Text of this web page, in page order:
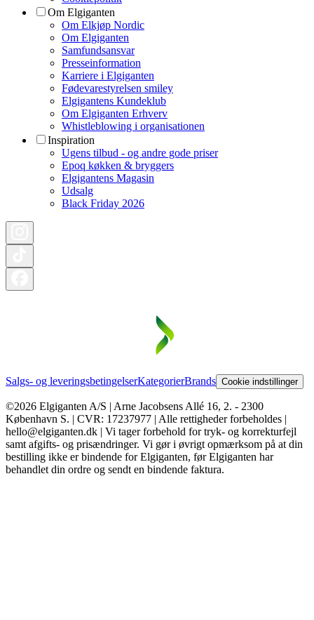
Om Elgiganten
Om Elkjøp Nordic
Om Elgiganten
Samfundsansvar
Presseinformation
Karriere i Elgiganten
Fødevarestyrelsen smiley
Elgigantens Kundeklub
Om Elgiganten Erhverv
Whistleblowing i organisationen
Inspiration
Ugens tilbud - og andre gode priser
Epoq køkken & bryggers
Elgigantens Magasin
Udsalg
Black Friday 2026
Salgs- og leveringsbetingelserKategorierBrands Cookie indstillinger
©2026 Elgiganten A/S | Arne Jacobsens Allé 16, 2. - 2300
København S. | CVR: 17237977 | Alle rettigheder forbeholdes |
hello@elgiganten.dk | Vi tager forbehold for tryk- og korrekturfejl
samt afgifts- og prisændringer. Vi gør i øvrigt opmærksom på at din
bestilling ikke er bindende for Elgiganten, før Elgiganten har
behandlet din ordre og sendt en bindende faktura.